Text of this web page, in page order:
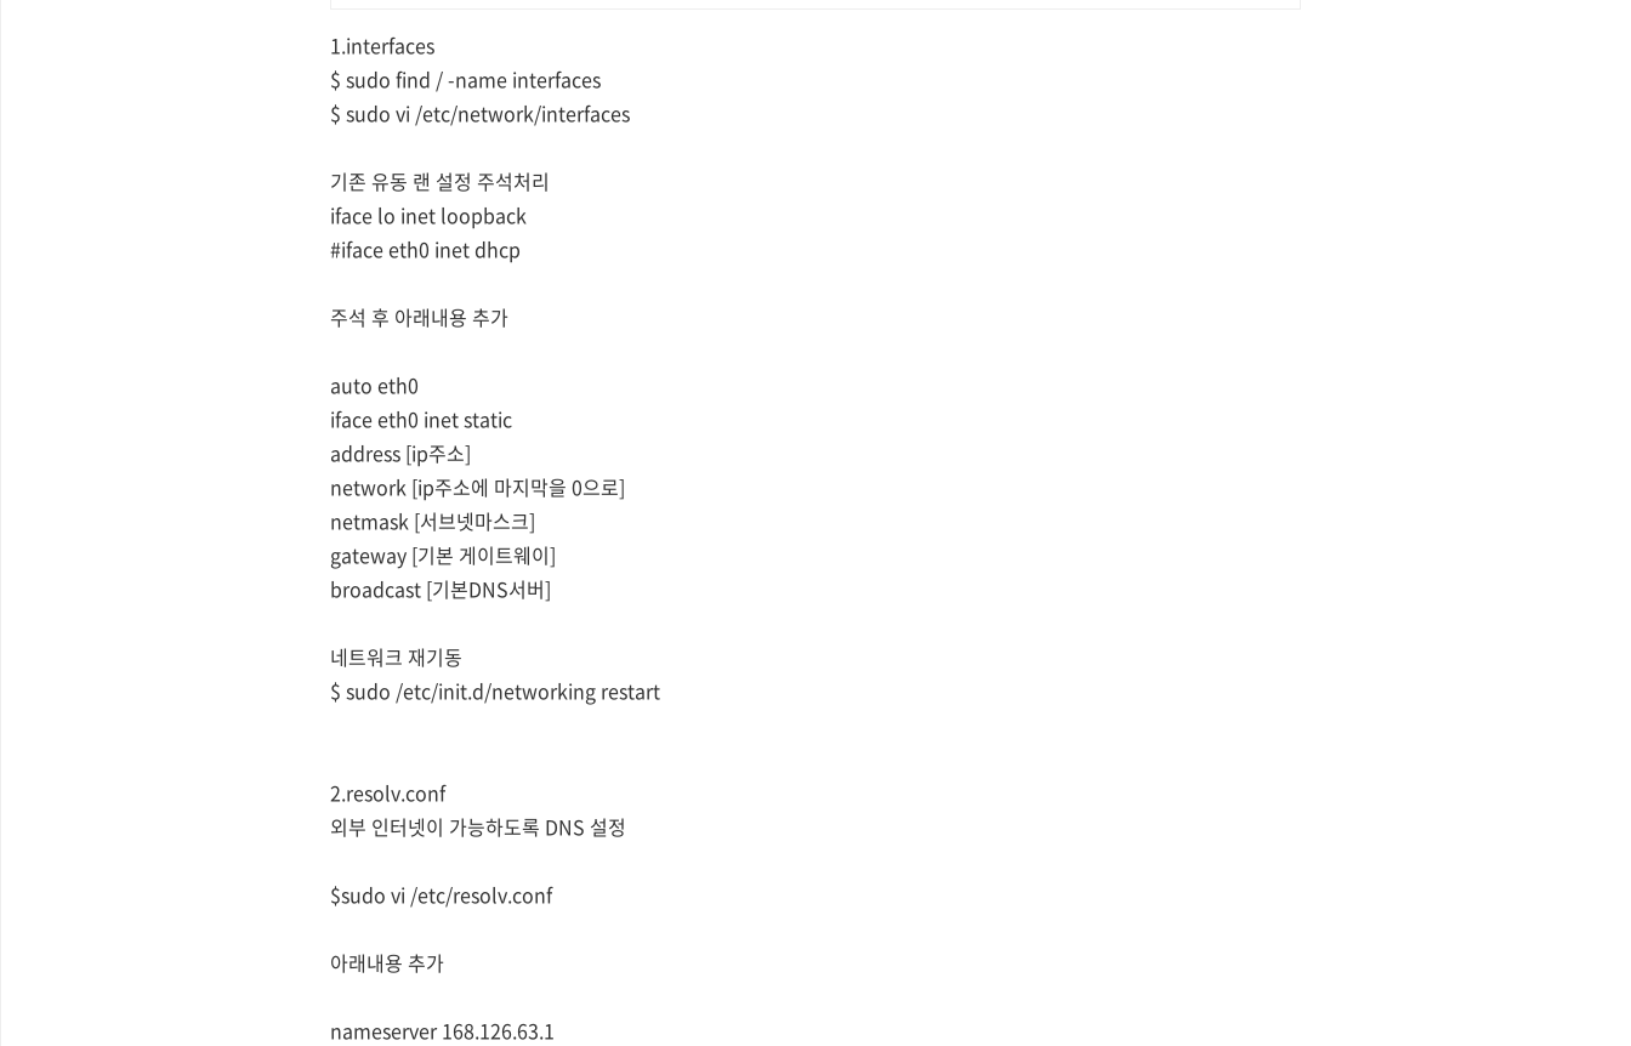
1.interfaces
$ sudo find / -name interfaces
$ sudo vi /etc/network/interfaces
기존 유동 랜 설정 주석처리
iface lo inet loopback
#iface eth0 inet dhcp
주석 후 아래내용 추가
auto eth0
iface eth0 inet static
address [ip주소]
network [ip주소에 마지막을 0으로]
netmask [서브넷마스크]
gateway [기본 게이트웨이]
broadcast [기본DNS서버]
네트워크 재기동
$ sudo /etc/init.d/networking restart
2.resolv.conf
외부 인터넷이 가능하도록 DNS 설정
$sudo vi /etc/resolv.conf
아래내용 추가
nameserver 168.126.63.1